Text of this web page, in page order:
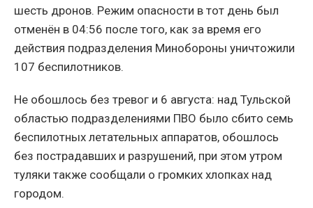
шесть дронов. Режим опасности в тот день был
отменён в 04:56 после того, как за время его
действия подразделения Минобороны уничтожили
107 беспилотников.
Не обошлось без тревог и 6 августа: над Тульской
областью подразделениями ПВО было сбито семь
беспилотных летательных аппаратов, обошлось
без пострадавших и разрушений, при этом утром
туляки также сообщали о громких хлопках над
городом.